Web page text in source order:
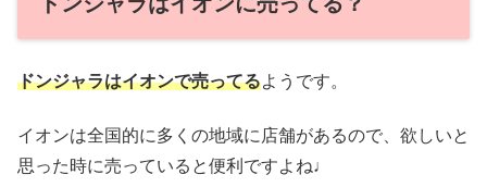
ドンジャラはイオンで売ってるようです。
イオンは全国的に多くの地域に店舗があるので、欲しいと
思った時に売っていると便利ですよね♩